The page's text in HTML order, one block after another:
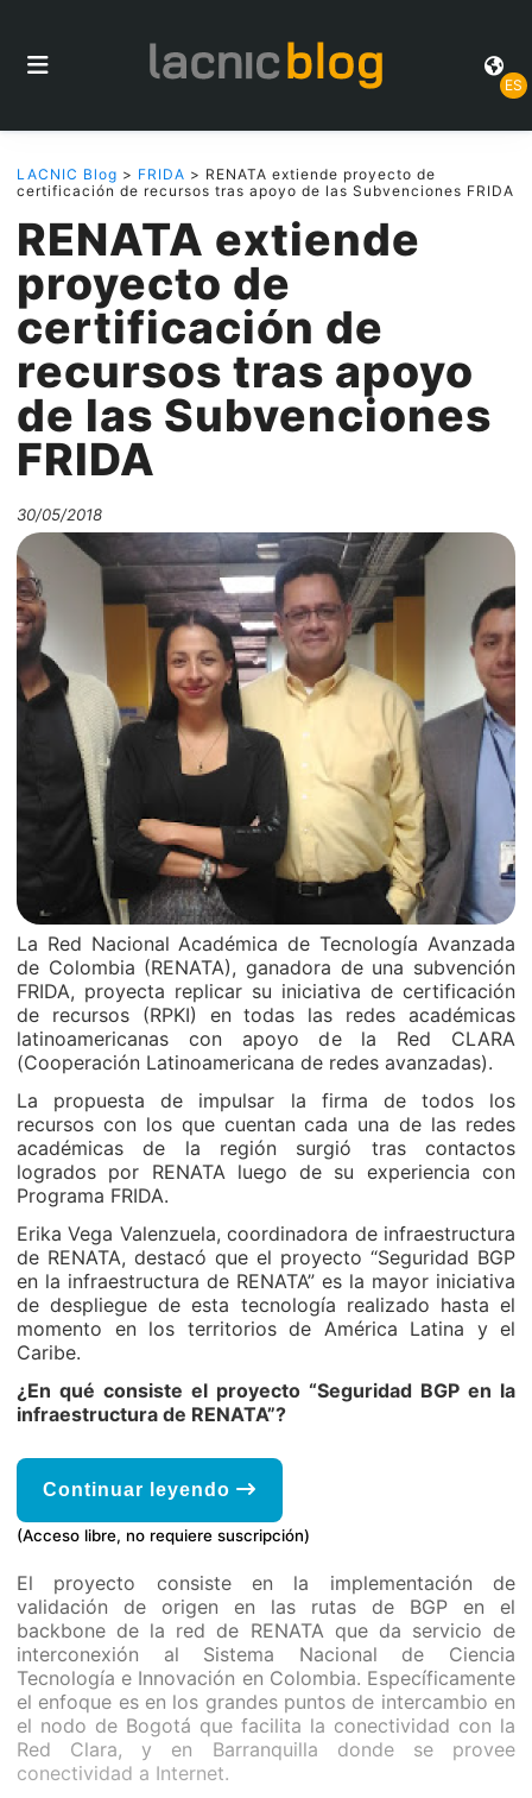
ES
LACNIC Blog > FRIDA > RENATA extiende proyecto de
certificación de recursos tras apoyo de las Subvenciones FRIDA
RENATA extiende
proyecto de
certificación de
recursos tras apoyo
de las Subvenciones
FRIDA
30/05/2018
La Red Nacional Académica de Tecnología Avanzada
de Colombia (RENATA), ganadora de una subvención
FRIDA, proyecta replicar su iniciativa de certificación
de recursos (RPKI) en todas las redes académicas
latinoamericanas con apoyo de la Red CLARA
(Cooperación Latinoamericana de redes avanzadas).
La propuesta de impulsar la firma de todos los
recursos con los que cuentan cada una de las redes
académicas de la región surgió tras contactos
logrados por RENATA luego de su experiencia con
Programa FRIDA.
Erika Vega Valenzuela, coordinadora de infraestructura
de RENATA, destacó que el proyecto “Seguridad BGP
en la infraestructura de RENATA” es la mayor iniciativa
de despliegue de esta tecnología realizado hasta el
momento en los territorios de América Latina y el
Caribe.
¿En qué consiste el proyecto “Seguridad BGP en la
infraestructura de RENATA”?
Continuar leyendo
(Acceso libre, no requiere suscripción)
El proyecto consiste en la implementación de
validación de origen en las rutas de BGP en el
backbone de la red de RENATA que da servicio de
interconexión al Sistema Nacional de Ciencia
Tecnología e Innovación en Colombia. Específicamente
el enfoque es en los grandes puntos de intercambio en
el nodo de Bogotá que facilita la conectividad con la
Red Clara, y en Barranquilla donde se provee
conectividad a Internet.